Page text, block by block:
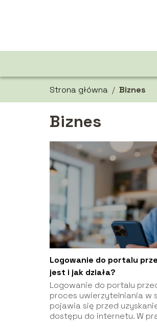
Strona główna / Biznes
Biznes
Logowanie do portalu
jest i jak działa?
Logowanie do portalu
proces uwierzytelniania w
pojawia się przed
dostępu do internetu. W